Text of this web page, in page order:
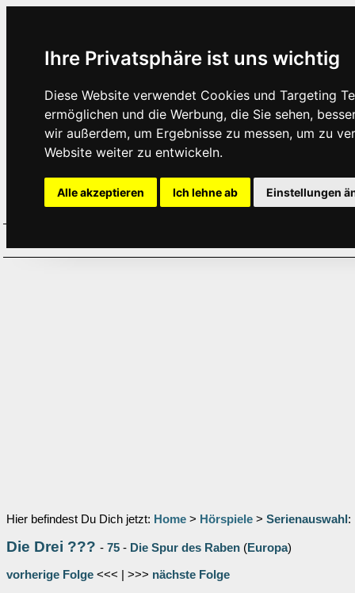
Ihre Privatsphäre ist uns wichtig
Diese Website verwendet Cookies und Targeting
ermöglichen und die Werbung, die Sie sehen,
wir außerdem, um Ergebnisse zu messen, um zu
Website weiter zu entwickeln.
Alle akzeptieren Ich lehne ab Einstellungen
Hier befindest Du Dich jetzt: Home > Hörspiele > Serienauswahl :
Die Drei ??? - 75 - Die Spur des Raben (Europa)
vorherige Folge <<< | >>> nächste Folge